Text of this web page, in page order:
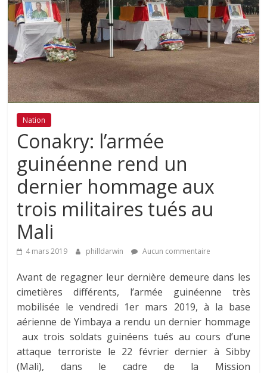
Nation
Conakry: l’armée
guinéenne rend un
dernier hommage aux
trois militaires tués au
Mali
4 mars 2019 philldarwin Aucun commentaire
Avant de regagner leur dernière demeure dans les
cimetières différents, l’armée guinéenne très
mobilisée le vendredi 1er mars 2019, à la base
aérienne de Yimbaya a rendu un dernier hommage
aux trois soldats guinéens tués au cours d’une
attaque terroriste le 22 février dernier à Sibby
(Mali), dans le cadre de la Mission